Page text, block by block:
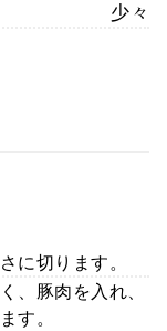
少々
に切ります。
、豚肉を入れ、
す。